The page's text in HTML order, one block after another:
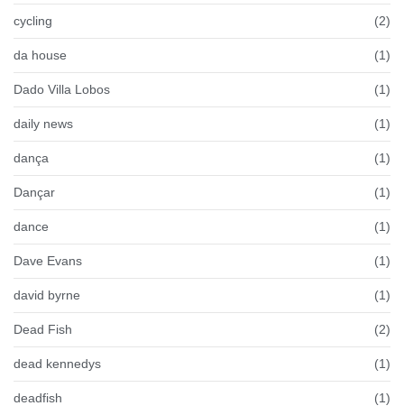
cycling (2)
da house (1)
Dado Villa Lobos (1)
daily news (1)
dança (1)
Dançar (1)
dance (1)
Dave Evans (1)
david byrne (1)
Dead Fish (2)
dead kennedys (1)
deadfish (1)